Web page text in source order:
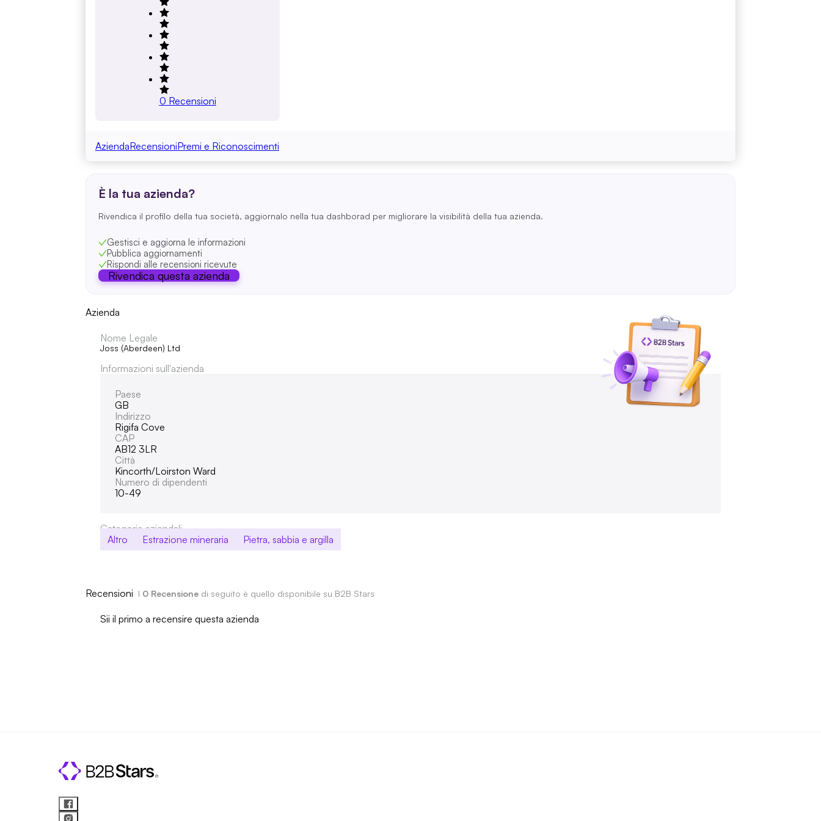
0 Recensioni
AziendaRecensioniPremi e Riconoscimenti
È la tua azienda?
Rivendica il profilo della tua società, aggiornalo nella tua dashborad per migliorare la visibilità della tua azienda.
Gestisci e aggiorna le informazioni
Pubblica aggiornamenti
Rispondi alle recensioni ricevute
Rivendica questa azienda
Azienda
Nome Legale
Joss (Aberdeen) Ltd
Informazioni sull'azienda
Paese
GB
Indirizzo
Rigifa Cove
CAP
AB12 3LR
Città
Kincorth/loirston Ward
Numero di dipendenti
10-49
Categorie aziendali
Altro
Estrazione mineraria Pietra, sabbia e argilla
Recensioni I 0 Recensione di seguito è quello disponibile su B2B Stars
Sii il primo a recensire questa azienda